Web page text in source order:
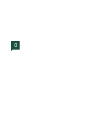
0